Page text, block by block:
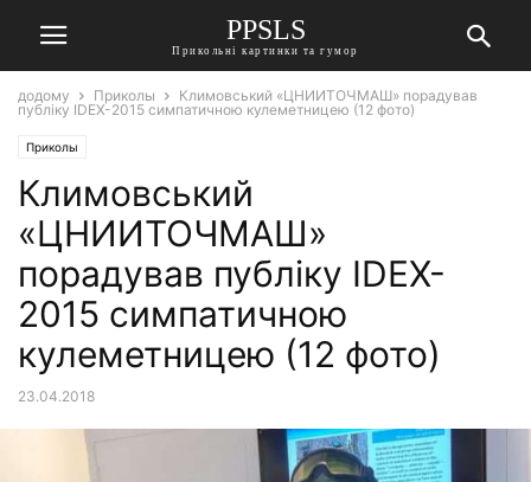
PPSLS
Прикольні картинки та гумор
додому Приколы
Климовський «ЦНИИТОЧМАШ» порадував
публіку IDEX-2015 симпатичною кулеметницею (12 фото)
Приколы
Климовський
«ЦНИИТОЧМАШ»
порадував публіку IDEX-
2015 симпатичною
кулеметницею (12 фото)
23.04.2018